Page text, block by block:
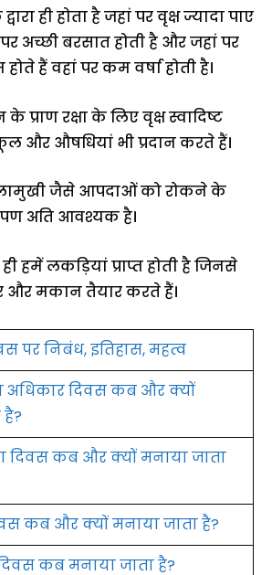
द्वारा ही होता है जहां पर वृक्ष ज्यादा पाए
अच्छी बरसात होती है और जहां पर
हैं वहां पर कम वर्षा होती है।
प्राण रक्षा के लिए वृक्ष स्वादिष्ट
और औषधियां भी प्रदान करते हैं।
जैसे आपदाओं को रोकने के
अति आवश्यक है।
ही हमें लकड़ियां प्राप्त होती है जिनसे
और मकान तैयार करते हैं।
पर निबंध, इतिहास, महत्व
अधिकार दिवस कब और क्यों
दिवस कब और क्यों मनाया जाता
कब और क्यों मनाया जाता है?
कब मनाया जाता है?